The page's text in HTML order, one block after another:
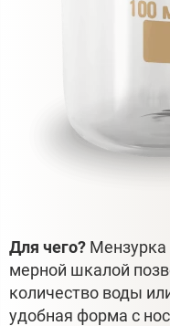
Для чего?
мерной шкалой
количество воды
удобная форма с